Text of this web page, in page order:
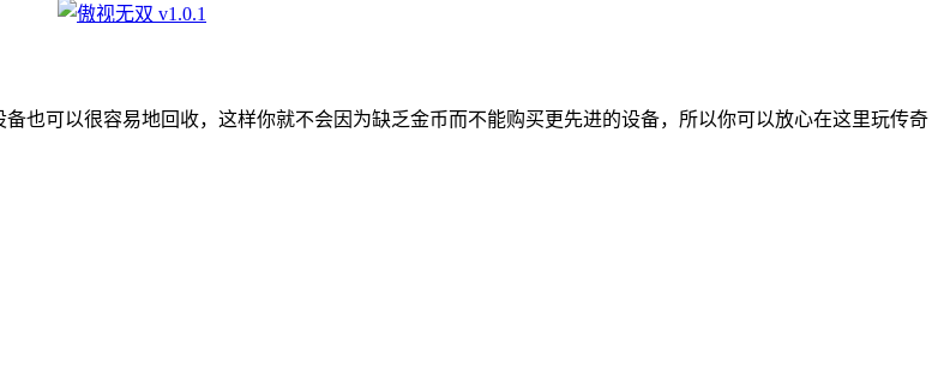
可以很容易地回收，这样你就不会因为缺乏金币而不能购买更先进的设备，所以你可以放心在这里玩传奇